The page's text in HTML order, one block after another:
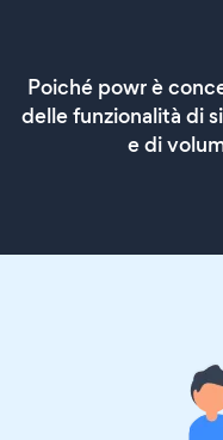
Poiché powr è
delle funzionalità di
e di